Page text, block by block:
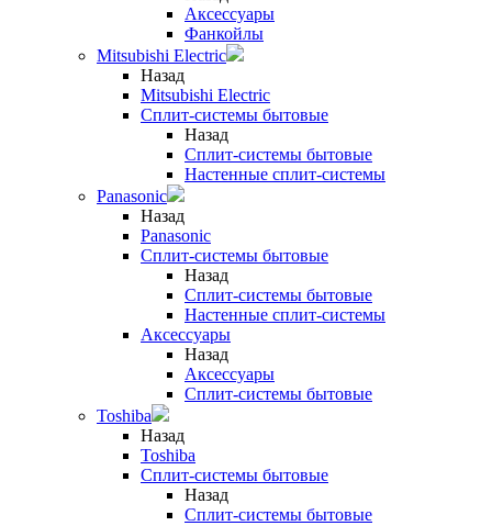
Аксессуары
Фанкойлы
Mitsubishi Electric
Назад
Mitsubishi Electric
Сплит-системы бытовые
Назад
Сплит-системы бытовые
Настенные сплит-системы
Panasonic
Назад
Panasonic
Сплит-системы бытовые
Назад
Сплит-системы бытовые
Настенные сплит-системы
Аксессуары
Назад
Аксессуары
Сплит-системы бытовые
Toshiba
Назад
Toshiba
Сплит-системы бытовые
Назад
Сплит-системы бытовые